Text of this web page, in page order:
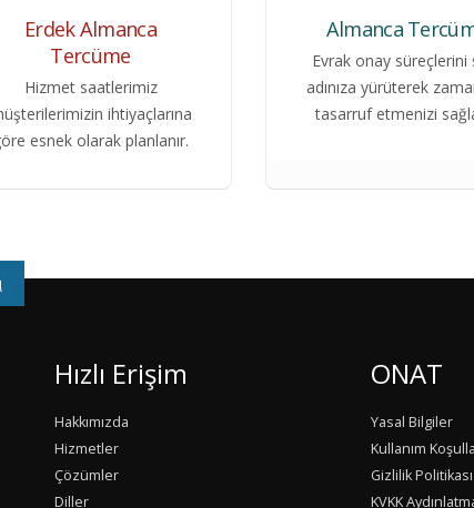
Erdek Almanca
Tercüme
Hizmet saatlerimiz
ihtiyaçlarına
esnek olarak planlanır.
Almanca
Evrak onay süreçlerini
adınıza yürüterek
tasarruf etmenizi
Hızlı Erişim
Hakkımızda
Hizmetler
Çözümler
Diller
ONAT
Yasal Bilgiler
Kullanım
Gizlilik Politikası
KVKK